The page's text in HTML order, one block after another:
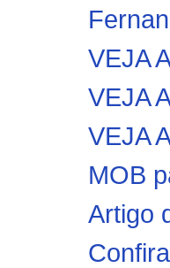
VEJA
VEJA
VEJA
MOB
Artigo